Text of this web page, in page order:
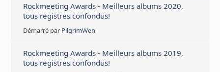
Rockmeeting Awards - Meilleurs albums 2020,
tous registres confondus!
Démarré par PilgrimWen
Rockmeeting Awards - Meilleurs albums 2019,
tous registres confondus!